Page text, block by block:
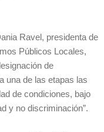
Ravel, presidenta de
Públicos Locales,
de
una de las etapas las
de condiciones, bajo
y no discriminación”.